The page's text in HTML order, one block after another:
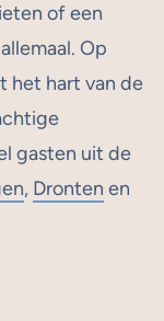
of een
Op
het hart van de
gasten uit de
, Dronten en